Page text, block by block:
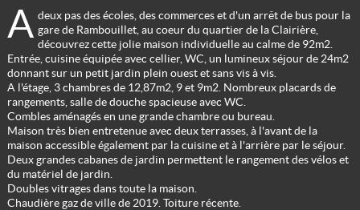
A deux pas des écoles, des commerces et d'un arrêt de bus pour la
gare de Rambouillet, au coeur du quartier de la Clairière,
découvrez cette jolie maison individuelle au calme de 92m2.
Entrée, cuisine équipée avec cellier, WC, un lumineux séjour de 24m2
donnant sur un petit jardin plein ouest et sans vis à vis.
A l'étage, 3 chambres de 12,87m2, 9 et 9m2. Nombreux placards de
rangements, salle de douche spacieuse avec WC.
Combles aménagés en une grande chambre ou bureau.
Maison très bien entretenue avec deux terrasses, à l'avant de la
maison accessible également par la cuisine et à l'arrière par le séjour.
Deux grandes cabanes de jardin permettent le rangement des vélos et
du matériel de jardin.
Doubles vitrages dans toute la maison.
Chaudière gaz de ville de 2019. Toiture récente.